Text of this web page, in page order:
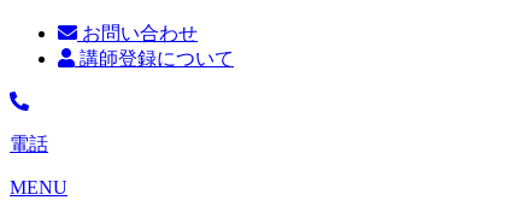
お問い合わせ
講師登録について
電話
MENU